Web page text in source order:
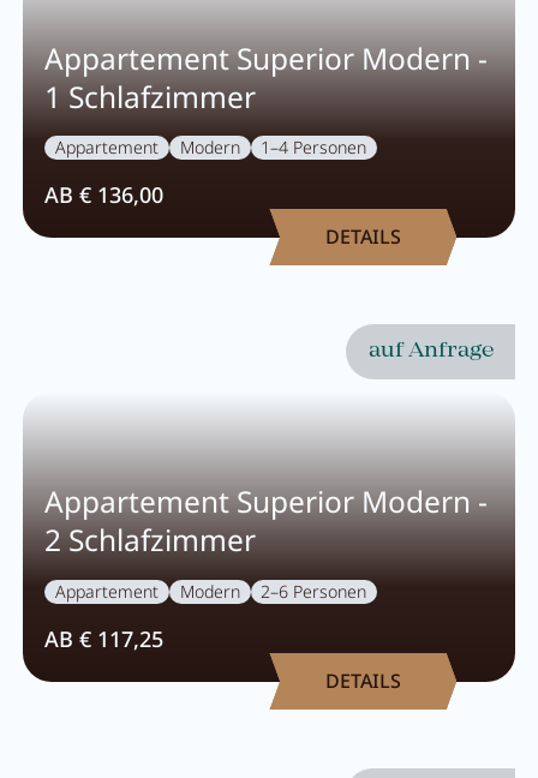
Appartement Superior Modern -
1 Schlafzimmer
Appartement Modern 1–4 Personen
AB € 136,00
DETAILS
Appartement Superior Modern -
2 Schlafzimmer
auf Anfrage
Appartement Modern 2–6 Personen
AB € 117,25
DETAILS